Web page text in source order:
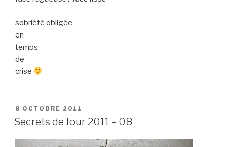
sobriété obligée
en
temps
de
crise
PUBLIÉ
LE
8 OCTOBRE 2011
Secrets de four 2011 – 08